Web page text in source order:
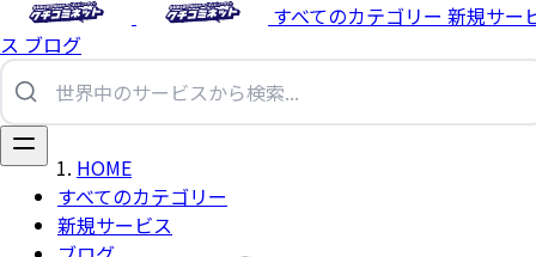
すべてのカテゴリー 新規サー
ス ブログ
すべてのカテゴリー
新規サービス
HOME